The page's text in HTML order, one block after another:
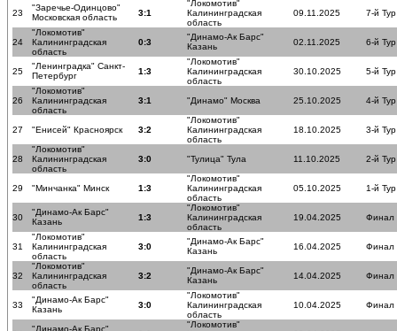
23
"Заречье-Одинцово"
Московская область
3:1
"Локомотив"
Калининградская
область
09.11.2025 7-й Тур
24
"Локомотив"
Калининградская
область
0:3
"Динамо-Ак Барс"
Казань
02.11.2025 6-й Тур
25
"Ленинградка" Санкт-
Петербург
1:3
"Локомотив"
Калининградская
область
30.10.2025 5-й Тур
26
"Локомотив"
Калининградская
область
3:1 "Динамо" Москва 25.10.2025 4-й Тур
27 "Енисей" Красноярск 3:2
"Локомотив"
Калининградская
область
18.10.2025 3-й Тур
28
"Локомотив"
Калининградская
область
3:0 "Тулица" Тула 11.10.2025 2-й Тур
29 "Минчанка" Минск 1:3
"Локомотив"
Калининградская
область
05.10.2025 1-й Тур
30
"Динамо-Ак Барс"
Казань
1:3
"Локомотив"
Калининградская
область
19.04.2025 Финал
31
"Локомотив"
Калининградская
область
3:0
"Динамо-Ак Барс"
Казань
16.04.2025 Финал
32
"Локомотив"
Калининградская
область
3:2
"Динамо-Ак Барс"
Казань
14.04.2025 Финал
33
"Динамо-Ак Барс"
Казань
3:0
"Локомотив"
Калининградская
область
10.04.2025 Финал
"Динамо-Ак Барс"
"Локомотив"